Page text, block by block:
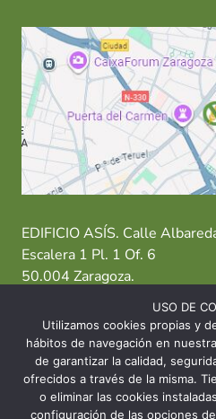
EDIFICIO ASÍS. Calle
Escalera 1 Pl. 1 Of. 6
50.004 Zaragoza.
T: 976 484 949 M: 635
Sede Zaragoza·Sede Huesca·
USO DE
Utilizamos cookies propias y
hábitos de navegación en
de garantizar la calidad,
ofrecidos a través de la misma.
o eliminar las cookies
configuración de las opciones